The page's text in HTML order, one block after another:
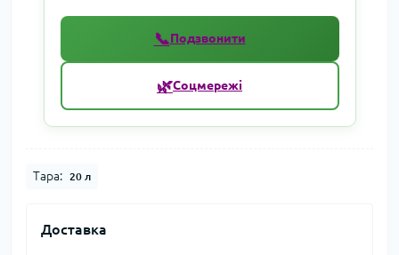
📞Подзвонити
🌿Соцмережі
Тара: 20 л
Доставка